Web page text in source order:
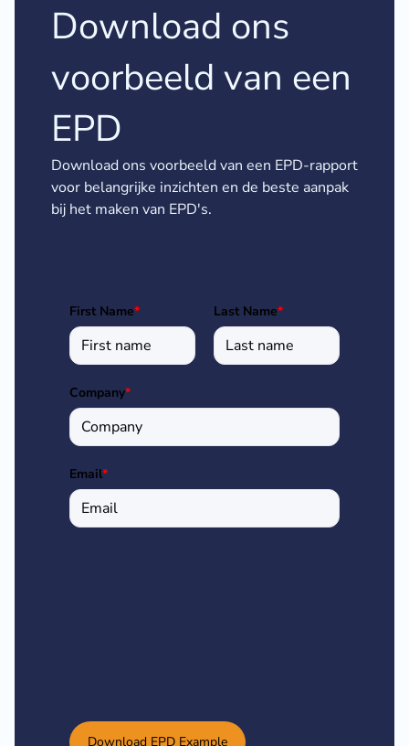
Download ons
voorbeeld van een
EPD
Download ons voorbeeld van een EPD-rapport
voor belangrijke inzichten en de beste aanpak
bij het maken van EPD's.
First Name* Last Name*
Company*
Email*
Download EPD Example